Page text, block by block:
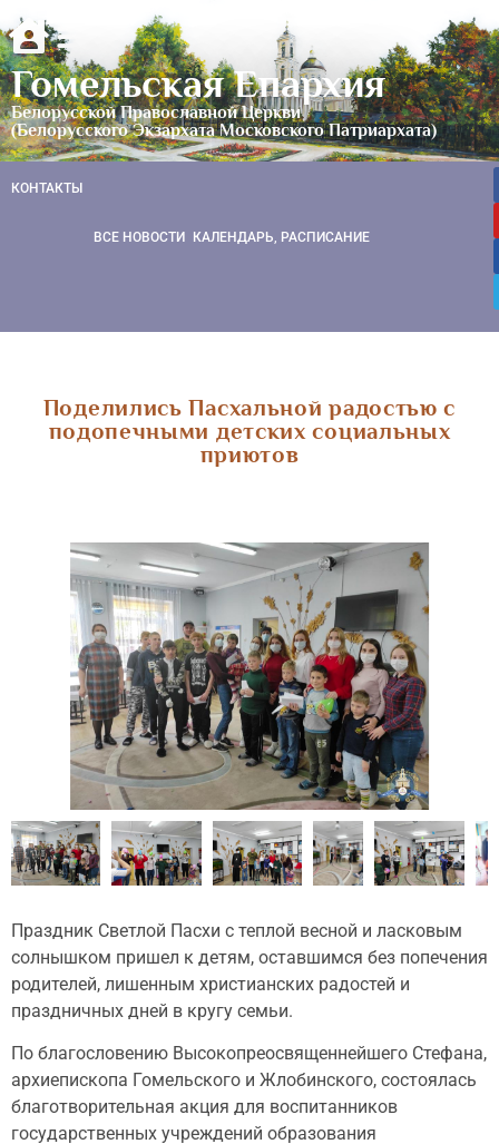
Гомельская Епархия
Белорусской Православной Церкви
(Белорусского Экзархата Московского Патриархата)
КОНТАКТЫ
ВСЕ НОВОСТИ КАЛЕНДАРЬ, РАСПИСАНИЕ
Поделились Пасхальной радостью с
подопечными детских социальных
приютов
Праздник Светлой Пасхи с теплой весной и ласковым
солнышком пришел к детям, оставшимся без попечения
родителей, лишенным христианских радостей и
праздничных дней в кругу семьи.
По благословению Высокопреосвященнейшего Стефана,
архиепископа Гомельского и Жлобинского, состоялась
благотворительная акция для воспитанников
государственных учреждений образования